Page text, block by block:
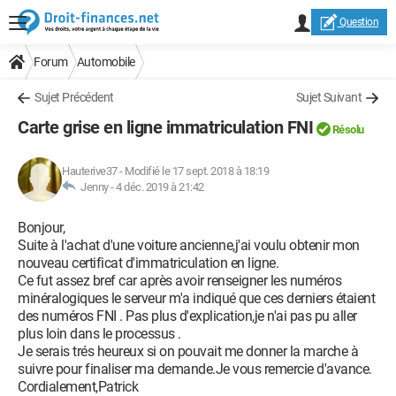
Question
Forum Automobile
Sujet Précédent Sujet Suivant
Carte grise en ligne immatriculation FNI Résolu
Hauterive37- Modifié le 17 sept. 2018 à 18:19
Jenny -4 déc. 2019 à 21:42
Bonjour,
Suite à l'achat d'une voiture ancienne,j'ai voulu obtenir mon
nouveau certificat d'immatriculation en ligne.
Ce fut assez bref car après avoir renseigner les numéros
minéralogiques le serveur m'a indiqué que ces derniers étaient
des numéros FNI . Pas plus d'explication,je n'ai pas pu aller
plus loin dans le processus .
Je serais trés heureux si on pouvait me donner la marche à
suivre pour finaliser ma demande.Je vous remercie d'avance.
Cordialement,Patrick